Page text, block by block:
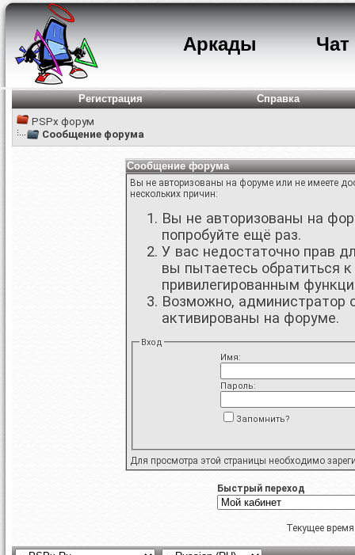
Аркады Чат
Регистрация
Справка
PSPx форум
Сообщение форума
Сообщение форума
Вы не авторизованы на форуме или не имеете
нескольких причин:
Вы не авторизованы на
попробуйте ещё раз.
У вас недостаточно прав
вы пытаетесь обратиться
привилегированным
Возможно, администратор
активированы на форуме.
Вход
Имя:
Пароль:
Запомнить?
Для просмотра этой страницы необходимо
Быстрый переход
Текущее